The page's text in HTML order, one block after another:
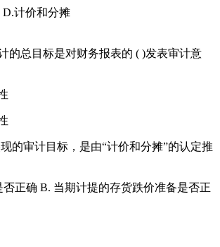
价和分摊
的总目标是对财务报表的 ( )发表审计意
的审计目标，是由“计价和分摊”的认定推
正确 B. 当期计提的存货跌价准备是否正